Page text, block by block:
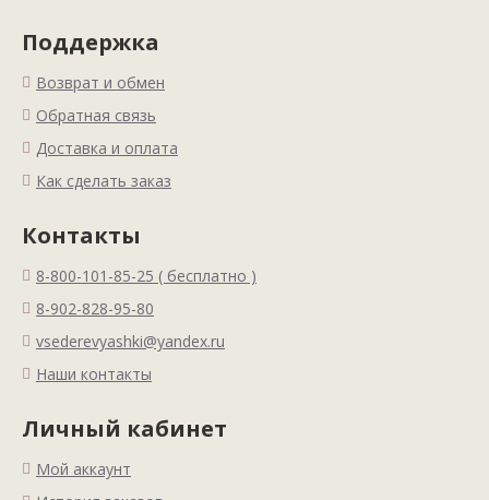
Поддержка
Возврат и обмен
Обратная связь
Доставка и оплата
Как сделать заказ
Контакты
8-800-101-85-25 ( бесплатно )
8-902-828-95-80
vsederevyashki@yandex.ru
Наши контакты
Личный кабинет
Мой аккаунт